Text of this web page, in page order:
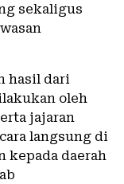
sekaligus
hasil dari
oleh
jajaran
langsung di
kepada daerah